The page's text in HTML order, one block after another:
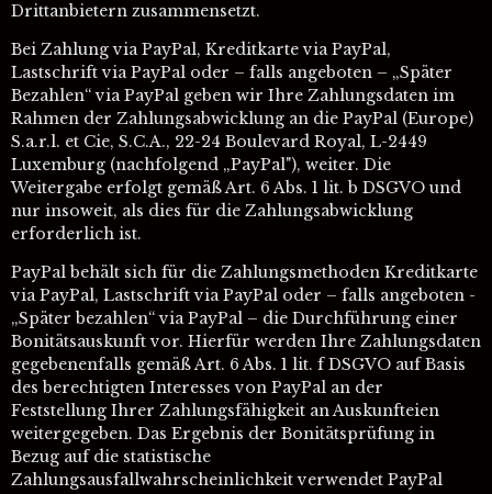
Drittanbietern zusammensetzt.
Bei Zahlung via PayPal, Kreditkarte via PayPal,
Lastschrift via PayPal oder – falls angeboten – „Später
Bezahlen“ via PayPal geben wir Ihre Zahlungsdaten im
Rahmen der Zahlungsabwicklung an die PayPal (Europe)
S.a.r.l. et Cie, S.C.A., 22-24 Boulevard Royal, L-2449
Luxemburg (nachfolgend „PayPal"), weiter. Die
Weitergabe erfolgt gemäß Art. 6 Abs. 1 lit. b DSGVO und
nur insoweit, als dies für die Zahlungsabwicklung
erforderlich ist.
PayPal behält sich für die Zahlungsmethoden Kreditkarte
via PayPal, Lastschrift via PayPal oder – falls angeboten -
„Später bezahlen“ via PayPal – die Durchführung einer
Bonitätsauskunft vor. Hierfür werden Ihre Zahlungsdaten
gegebenenfalls gemäß Art. 6 Abs. 1 lit. f DSGVO auf Basis
des berechtigten Interesses von PayPal an der
Feststellung Ihrer Zahlungsfähigkeit an Auskunfteien
weitergegeben. Das Ergebnis der Bonitätsprüfung in
Bezug auf die statistische
Zahlungsausfallwahrscheinlichkeit verwendet PayPal